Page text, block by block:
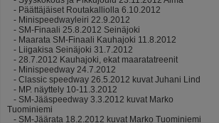
- Päättäjäiset Routakalliolla 6.10.2012
- Minispeedwayleiri 22.9.2012
- SM-Finaali 25.8.2012 Seinäjoki
- Maarata SM-Finaali Kauhajoki 11.8.2012
- Liigakisa Seinäjoki 31.7.2012
- 28.7.2012 Kauhajoki, ekat maaratatreenit
- Minispeedway 24.7.2012
- Classic speedway 26.5.2012 kuvat Juhani Lind
- MP. näyttely 10-11.3.2012
- SM-Jääspeedway 3.3.2012 kuvat Marko
Tuominiemi
- SM-Jäärata 18.2.2012 kuvat Marko Tuominiemi